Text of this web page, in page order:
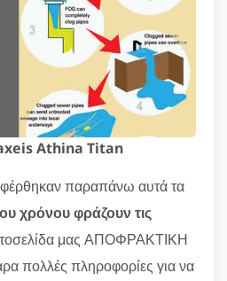
Athina Titan
παραπάνω αυτά τα
χρόνου φράζουν τις
μας ΑΠΟΦΡΑΚΤΙΚΗ
πολλές πληροφορίες για να